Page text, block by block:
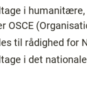
i humanitære,
OSCE
til rådighed for
i det